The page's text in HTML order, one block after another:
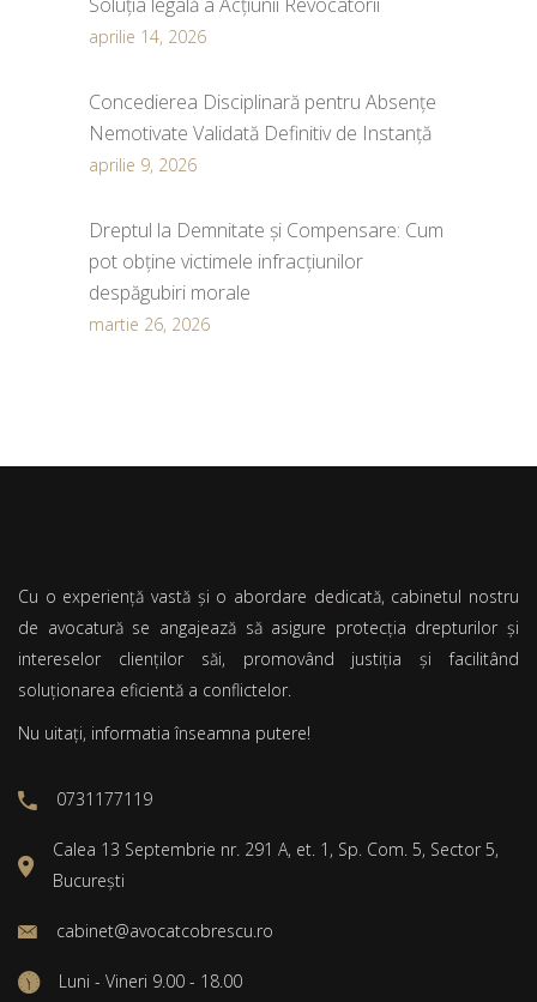
aprilie 14, 2026
Concedierea Disciplinară pentru Absențe
Nemotivate Validată Definitiv de Instanță
aprilie 9, 2026
Dreptul la Demnitate și Compensare: Cum
pot obține victimele infracțiunilor
despăgubiri morale
martie 26, 2026
Cu o experiență vastă și o abordare dedicată, cabinetul nostru
de avocatură se angajează să asigure protecția drepturilor și
intereselor clienților săi, promovând justiția și facilitând
soluționarea eficientă a conflictelor.
Nu uitați, informatia înseamna putere!
0731177119
Calea 13 Septembrie nr. 291 A, et. 1, Sp. Com. 5, Sector 5,
București
cabinet@avocatcobrescu.ro
Luni - Vineri 9.00 - 18.00